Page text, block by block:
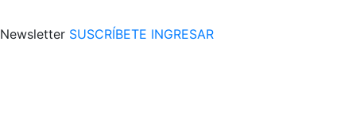
Newsletter SUSCRÍBETE INGRESAR